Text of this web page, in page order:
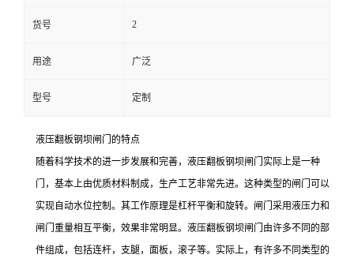
货号 2
用途 广泛
型号 定制
液压翻板钢坝闸门的特点
随着科学技术的进一步发展和完善，液压翻板钢坝闸门实际上是一种
门，基本上由优质材料制成，生产工艺非常先进。这种类型的闸门可以
实现自动水位控制。其工作原理是杠杆平衡和旋转。闸门采用液压力和
闸门重量相互平衡，效果非常明显。液压翻板钢坝闸门由许多不同的部
件组成，包括连杆，支腿，面板，滚子等。实际上，有许多不同类型的